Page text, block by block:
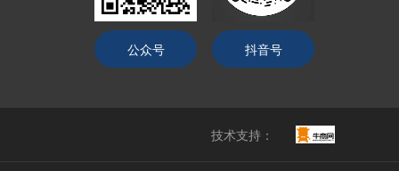
公众号 抖音号
技术支持：